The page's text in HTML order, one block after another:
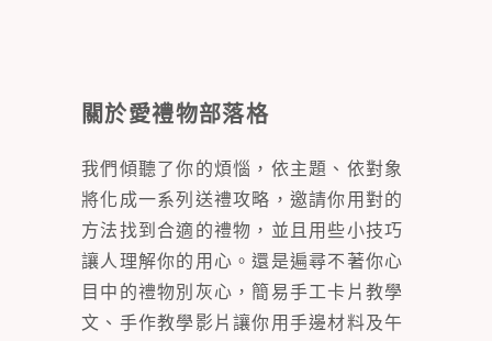
關於愛禮物部落格
我們傾聽了你的煩惱，依主題、依對象
將化成一系列送禮攻略，邀請你用對的
方法找到合適的禮物，並且用些小技巧
讓人理解你的用心。還是遍尋不著你心
目中的禮物別灰心，簡易手工卡片教學
文、手作教學影片讓你用手邊材料及午